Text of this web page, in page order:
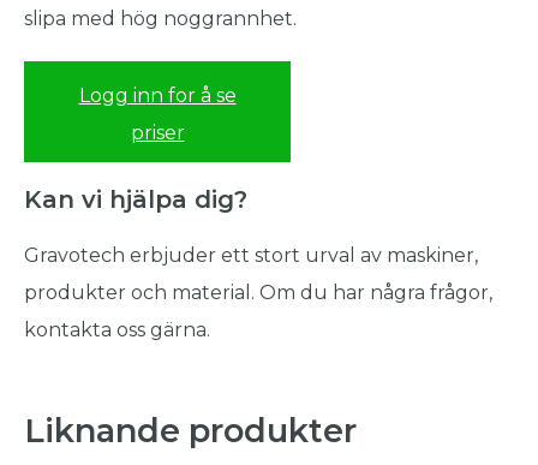
slipa med hög noggrannhet.
Logg inn for å se
priser
Kan vi hjälpa dig?
Gravotech erbjuder ett stort urval av maskiner,
produkter och material. Om du har några frågor,
kontakta oss gärna.
Liknande produkter